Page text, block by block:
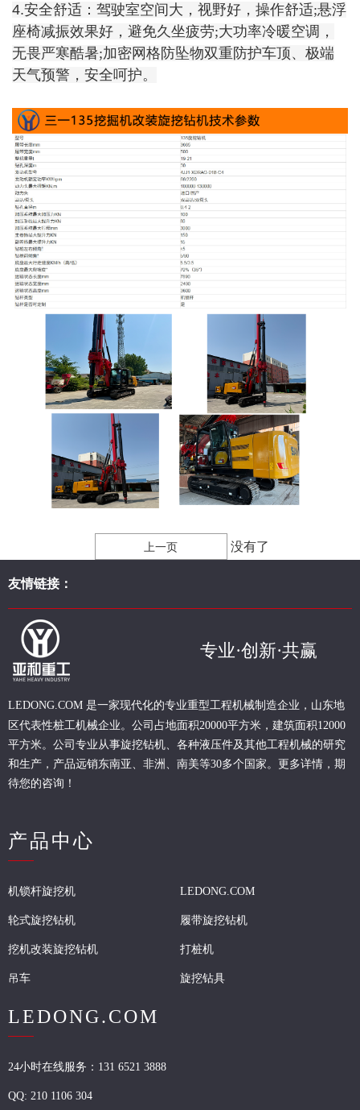
4.安全舒适： 驾驶室空间大，视野好，操作舒适;悬浮
座椅减振效果好，避免久坐疲劳;大功率冷暖空调，
无畏严寒酷暑;加密网格防坠物双重防护车顶、极端
天气预警，安全呵护。
上一页 没有了
友情链接：
专业·创新·共赢
LEDONG.COM 是一家现代化的专业重型工程机械制造企业，山东地
区代表性桩工机械企业。 公司占地面积20000平方米，建筑面积12000
平方米。公司专业从事旋挖钻机、各种液压件及其他工程机械的研究
和生产，产品远销东南亚、非洲、南美等30多个国家。更多详情，期
待您的咨询！
产品中心
机锁杆旋挖机 LEDONG.COM
轮式旋挖钻机 履带旋挖钻机
挖机改装旋挖钻机 打桩机
吊车 旋挖钻具
LEDONG.COM
24小时在线服务：131 6521 3888
QQ: 210 1106 304